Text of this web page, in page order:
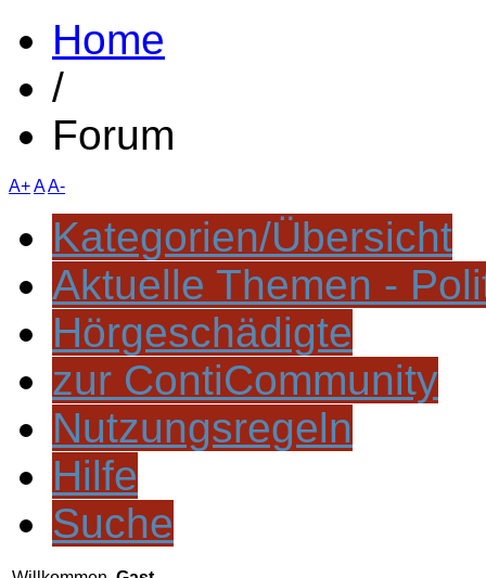
Home
/
Forum
A+AA-
Kategorien/Übersicht
Aktuelle Themen -
Hörgeschädigte
zur ContiCommunity
Nutzungsregeln
Hilfe
Suche